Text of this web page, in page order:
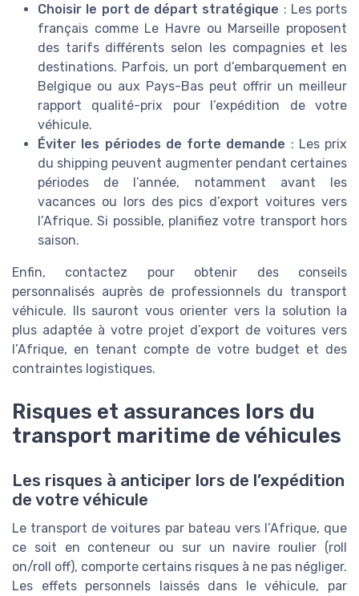
Choisir le port de départ stratégique : Les ports
français comme Le Havre ou Marseille proposent
des tarifs différents selon les compagnies et les
destinations. Parfois, un port d’embarquement en
Belgique ou aux Pays-Bas peut offrir un meilleur
rapport qualité-prix pour l’expédition de votre
véhicule.
Éviter les périodes de forte demande : Les prix
du shipping peuvent augmenter pendant certaines
périodes de l’année, notamment avant les
vacances ou lors des pics d’export voitures vers
l’Afrique. Si possible, planifiez votre transport hors
saison.
Enfin, contactez pour obtenir des conseils
personnalisés auprès de professionnels du transport
véhicule. Ils sauront vous orienter vers la solution la
plus adaptée à votre projet d’export de voitures vers
l’Afrique, en tenant compte de votre budget et des
contraintes logistiques.
Risques et assurances lors du
transport maritime de véhicules
Les risques à anticiper lors de l’expédition
de votre véhicule
Le transport de voitures par bateau vers l’Afrique, que
ce soit en conteneur ou sur un navire roulier (roll
on/roll off), comporte certains risques à ne pas négliger.
Les effets personnels laissés dans le véhicule, par